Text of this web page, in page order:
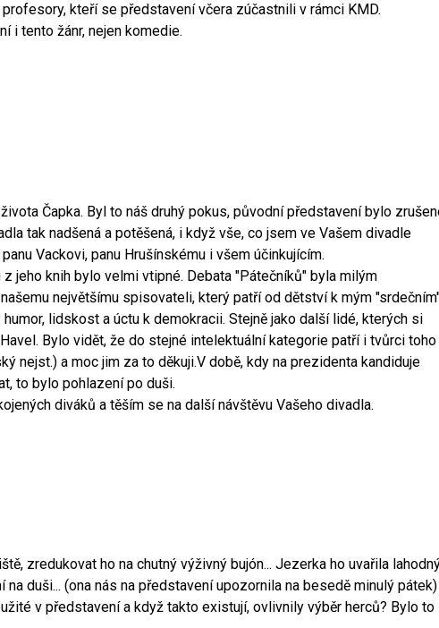
kteří se představení včera zúčastnili v rámci KMD.
i tento žánr, nejen komedie.
Čapka. Byl to náš druhý pokus, původní představení bylo
tak nadšená a potěšená, i když vše, co jsem ve Vašem divadle
Vackovi, panu Hrušínskému i všem účinkujícím.
jeho knih bylo velmi vtipné. Debata "Pátečníků" byla milým
největšímu spisovateli, který patří od dětství k mým
lidskost a úctu k demokracii. Stejně jako další lidé, kterých si
Bylo vidět, že do stejné intelektuální kategorie patří i tvůrci toho
nejst.) a moc jim za to děkuji.V době, kdy na prezidenta kandiduje
to bylo pohlazení po duši.
diváků a těším se na další návštěvu Vašeho divadla.
zredukovat ho na chutný výživný bujón... Jezerka ho uvařila
duši... (ona nás na představení upozornila na besedě minulý pátek)
v představení a když takto existují, ovlivnily výběr herců? Bylo to